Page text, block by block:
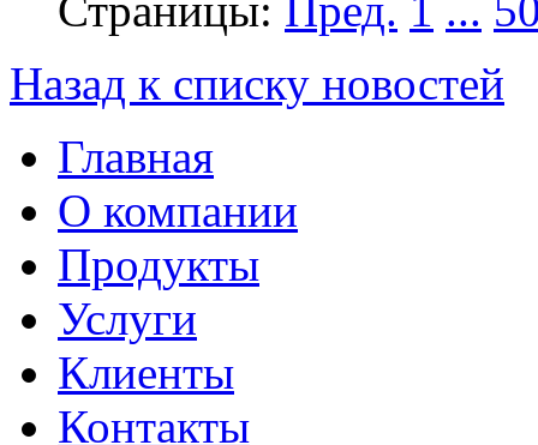
Страницы: Пред. 1 ...
Назад к списку новостей
Главная
О компании
Продукты
Услуги
Клиенты
Контакты